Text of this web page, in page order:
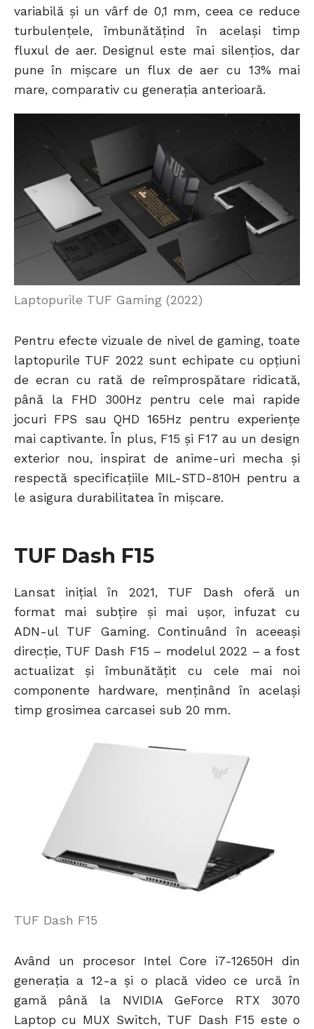
variabilă și un vârf de 0,1 mm, ceea ce reduce
turbulențele, îmbunătățind în același timp
fluxul de aer. Designul este mai silențios, dar
pune în mișcare un flux de aer cu 13% mai
mare, comparativ cu generația anterioară.
Laptopurile TUF Gaming (2022)
Pentru efecte vizuale de nivel de gaming, toate
laptopurile TUF 2022 sunt echipate cu opțiuni
de ecran cu rată de reîmprospătare ridicată,
până la FHD 300Hz pentru cele mai rapide
jocuri FPS sau QHD 165Hz pentru experiențe
mai captivante. În plus, F15 și F17 au un design
exterior nou, inspirat de anime-uri mecha și
respectă specificațiile MIL-STD-810H pentru a
le asigura durabilitatea în mișcare.
TUF Dash F15
Lansat inițial în 2021, TUF Dash oferă un
format mai subțire și mai ușor, infuzat cu
ADN-ul TUF Gaming. Continuând în aceeași
direcție, TUF Dash F15 – modelul 2022 – a fost
actualizat și îmbunătățit cu cele mai noi
componente hardware, menținând în același
timp grosimea carcasei sub 20 mm.
TUF Dash F15
Având un procesor Intel Core i7-12650H din
generația a 12-a și o placă video ce urcă în
gamă până la NVIDIA GeForce RTX 3070
Laptop cu MUX Switch, TUF Dash F15 este o